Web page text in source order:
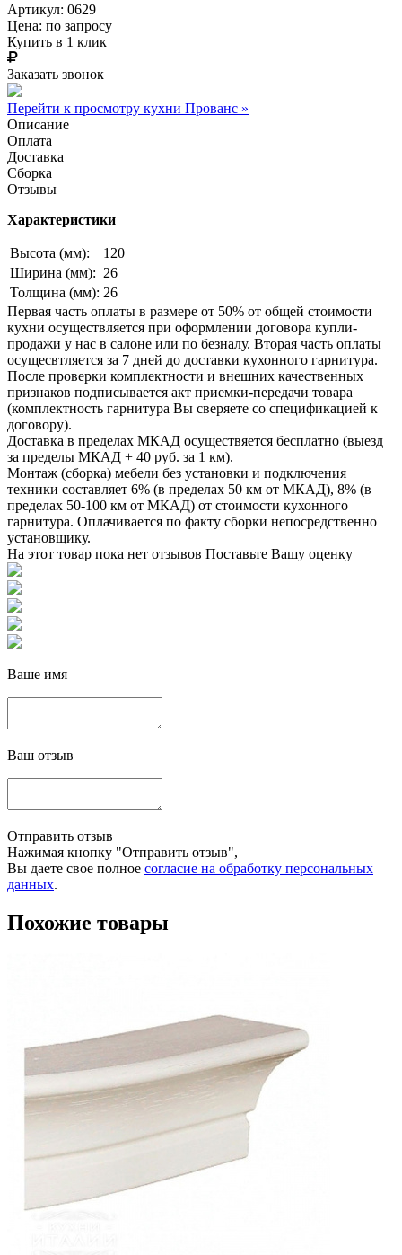
Артикул: 0629
Цена: по запросу
Купить в 1 клик
Заказать звонок
Перейти к просмотру кухни Прованс »
Описание
Оплата
Доставка
Сборка
Отзывы
Характеристики
Высота (мм):
120
Ширина (мм): 26
Толщина (мм): 26
Первая часть оплаты в размере от 50% от общей стоимости
кухни осуществляется при оформлении договора купли-
продажи у нас в салоне или по безналу. Вторая часть оплаты
осущесвтляется за 7 дней до доставки кухонного гарнитура.
После проверки комплектности и внешних качественных
признаков подписывается акт приемки-передачи товара
(комплектность гарнитура Вы сверяете со спецификацией к
договору).
Доставка в пределах МКАД осуществяется бесплатно (выезд
за пределы МКАД + 40 руб. за 1 км).
Монтаж (сборка) мебели без установки и подключения
техники составляет 6% (в пределах 50 км от МКАД), 8% (в
пределах 50-100 км от МКАД) от стоимости кухонного
гарнитура. Оплачивается по факту сборки непосредственно
установщику.
На этот товар пока нет отзывов Поставьте Вашу оценку
Ваше имя
Ваш отзыв
Отправить отзыв
Нажимая кнопку "Отправить отзыв",
Вы даете свое полное согласие на обработку персональных
данных.
Похожие товары